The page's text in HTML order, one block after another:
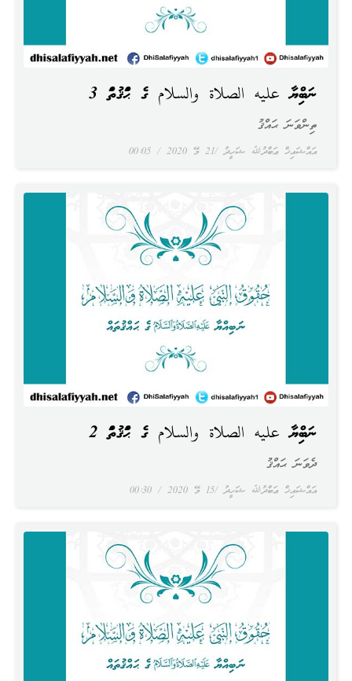
ނަބިއްޔާ عليه الصلاة والسلام ގެ ޙައްޤުތައް 3
އައްޝައިޚް ޢަބްދުﷲ ޝަހީދު 21 މޭ 2020
ތިންވަނަ ޙައްޤު
ނަބިއްޔާ عليه الصلاة والسلام ގެ ޙައްޤުތައް 2
އައްޝައިޚް ޢަބްދުﷲ ޝަހީދު 15 މޭ 2020
ދެވަނަ ޙައްޤު